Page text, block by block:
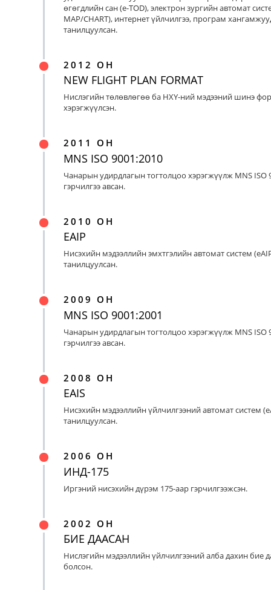
өгөгдлийн сан (e-TOD), электрон зургийн автомат
MAP/CHART), интернет үйлчилгээ, програм
танилцуулсан.
2012 ОН
NEW FLIGHT PLAN FORMAT
Нислэгийн төлөвлөгөө ба НХҮ-ний мэдээний шинэ
хэрэгжүүлсэн.
2011 ОН
MNS ISO 9001:2010
Чанарын удирдлагын тогтолцоо хэрэгжүүлж MNS ISO
гэрчилгээ авсан.
2010 ОН
EAIP
Нисэхийн мэдээллийн эмхтгэлийн автомат систем
танилцуулсан.
2009 ОН
MNS ISO 9001:2001
Чанарын удирдлагын тогтолцоо хэрэгжүүлж MNS ISO
гэрчилгээ авсан.
2008 ОН
EAIS
Нисэхийн мэдээллийн үйлчилгээний автомат систем
танилцуулсан.
2006 ОН
ИНД-175
Иргэний нисэхийн дүрэм 175-аар гэрчилгээжсэн.
2002 ОН
БИЕ ДААСАН
Нислэгийн мэдээллийн үйлчилгээний алба дахин бие
болсон.